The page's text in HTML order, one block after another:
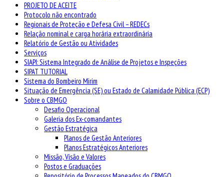
PROJETO DE ACEITE
Protocolo não encontrado
Regionais de Proteção e Defesa Civil – REDECs
Relação nominal e carga horária extraordinária
Relatório de Gestão ou Atividades
Serviços
SIAPI: Sistema Integrado de Análise de Projetos e Inspeções
SIPAT TUTORIAL
Sistema do Bombeiro Mirim
Situação de Emergência (SE) ou Estado de Calamidade Pública (ECP)
Sobre o CBMGO
Desafio Operacional
Galeria dos Ex-comandantes
Gestão Estratégica
Planos de Gestão Anteriores
Planos Estratégicos Anteriores
Missão, Visão e Valores
Postos e Graduações